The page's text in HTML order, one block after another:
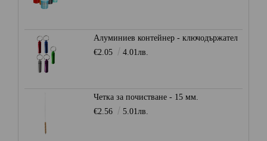
Алуминиев контейнер - ключодържател
€2.05
4.01лв.
Четка за почистване - 15 мм.
€2.56
5.01лв.